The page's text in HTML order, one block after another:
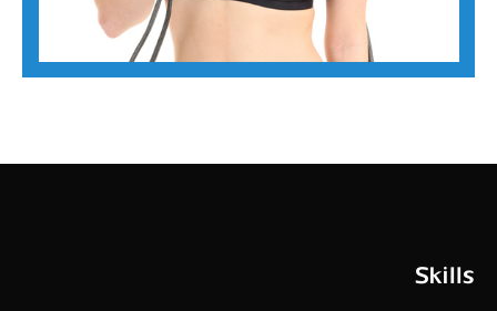
Skills